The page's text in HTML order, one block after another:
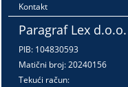
Kontakt
Paragraf Lex d.o.o.
PIB: 104830593
Matični broj: 20240156
Tekući račun: